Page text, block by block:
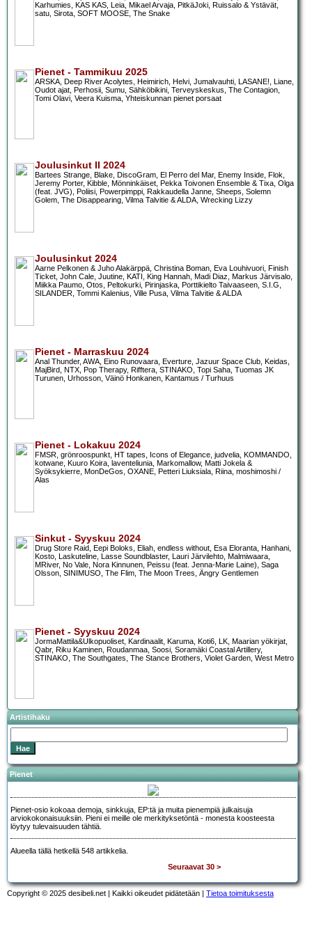
Karhumies, KAS KAS, Leia, Mikael Arvaja, PitkäJoki, Ruissalo & Ystävät,
satu, Sirota, SOFT MOOSE, The Snake
Pienet - Tammikuu 2025
ARSKA, Deep River Acolytes, Heimirich, Helvi, Jumalvauhti, LASANE!, Liane,
Oudot ajat, Perhosii, Sumu, Sähköbikini, Terveyskeskus, The Contagion,
Tomi Olavi, Veera Kuisma, Yhteiskunnan pienet porsaat
Joulusinkut II 2024
Bartees Strange, Blake, DiscoGram, El Perro del Mar, Enemy Inside, Flok,
Jeremy Porter, Kibble, Mönninkäiset, Pekka Toivonen Ensemble & Tixa, Olga
(feat. JVG), Poliisi, Powerpimppi, Rakkaudella Janne, Sheeps, Solemn
Golem, The Disappearing, Vilma Talvitie & ALDA, Wrecking Lizzy
Joulusinkut 2024
Aarne Pelkonen & Juho Alakärppä, Christina Boman, Eva Louhivuori, Finish
Ticket, John Cale, Juutine, KATI, King Hannah, Madi Diaz, Markus Järvisalo,
Miikka Paumo, Otos, Peltokurki, Pirinjaska, Porttikielto Taivaaseen, S.I.G,
SILANDER, Tommi Kalenius, Ville Pusa, Vilma Talvitie & ALDA
Pienet - Marraskuu 2024
Anal Thunder, AWA, Eino Runovaara, Everture, Jazuur Space Club, Keidas,
MajBird, NTX, Pop Therapy, Rifftera, STINAKO, Topi Saha, Tuomas JK
Turunen, Urhosson, Väinö Honkanen, Kantamus / Turhuus
Pienet - Lokakuu 2024
FMSR, grönroospunkt, HT tapes, Icons of Elegance, judvelia, KOMMANDO,
kotwane, Kuuro Koira, laventeliunia, Markomallow, Matti Jokela &
Syöksykierre, MonDeGos, OXANE, Petteri Liuksiala, Riina, moshimoshi /
Alas
Sinkut - Syyskuu 2024
Drug Store Raid, Eepi Boloks, Eliah, endless without, Esa Eloranta, Hanhani,
Kosto, Laskuteline, Lasse Soundblaster, Lauri Järvilehto, Malmiwaara,
MRiver, No Vale, Nora Kinnunen, Peissu (feat. Jenna-Marie Laine), Saga
Olsson, SINIMUSO, The Flim, The Moon Trees, Ängry Gentlemen
Pienet - Syyskuu 2024
JormaMattila&Ulkopuoliset, Kardinaalit, Karuma, Koti6, LK, Maarian yökirjat,
Qabr, Riku Kaminen, Roudanmaa, Soosi, Soramäki Coastal Artillery,
STINAKO, The Southgates, The Stance Brothers, Violet Garden, West Metro
Artistihaku
Pienet
Pienet-osio kokoaa demoja, sinkkuja, EP:tä ja muita pienempiä julkaisuja
arviokokonaisuuksiin. Pieni ei meille ole merkityksetöntä - monesta koosteesta
löytyy tulevaisuuden tähtiä.
Alueella tällä hetkellä 548 artikkelia.
Seuraavat 30 >
Copyright © 2025 desibeli.net | Kaikki oikeudet pidätetään | Tietoa toimituksesta